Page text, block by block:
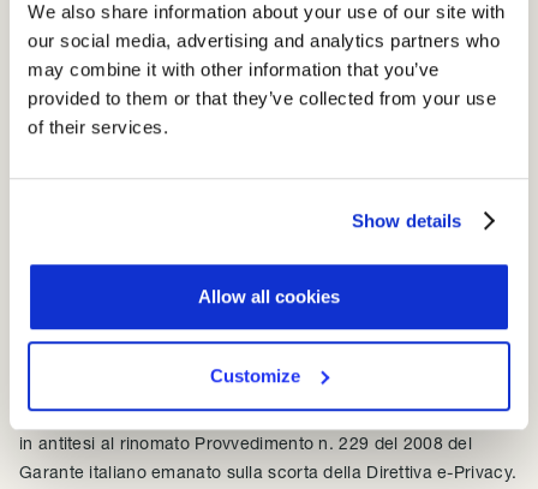
We also share information about your use of our site with
our social media, advertising and analytics partners who
may combine it with other information that you’ve
provided to them or that they’ve collected from your use
of their services.
Show details
Allow all cookies
Customize
Il Regolamento e-Privacydovrebbe garantire la
protezione di tutti i tipi di comunicazioni
elettroniche, comprese quelle effettuate da servizi
"Over-the-To ", in modo tecnologicamente neutrale.
comunicazione elettronicarealmente anonimi.
razionalizzare il metodo di raccolta del relativo consenso per
renderlo più “user friendly“.
Nella proposta del Regolamento si afferma che i
dovranno più mostrare i pop up per il consenso ai cookie,
in antitesi al rinomato Provvedimento n. 229 del 2008 del
Garante italiano emanato sulla scorta della Direttiva e-Privacy.